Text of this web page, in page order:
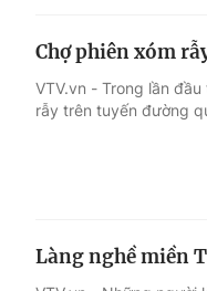
Chợ phiên xóm
VTV.vn - Trong lần
rẫy trên tuyến đường
Làng nghề miền